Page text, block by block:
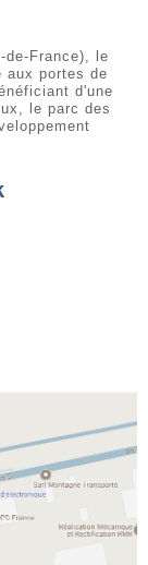
de-France), le
aux portes de
d'une
le parc des